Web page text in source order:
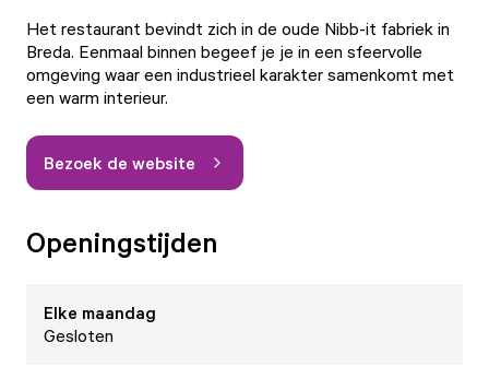
Het restaurant bevindt zich in de oude Nibb-it fabriek in
Breda. Eenmaal binnen begeef je je in een sfeervolle
omgeving waar een industrieel karakter samenkomt met
een warm interieur.
Bezoek de website
Openingstijden
Elke maandag
Gesloten